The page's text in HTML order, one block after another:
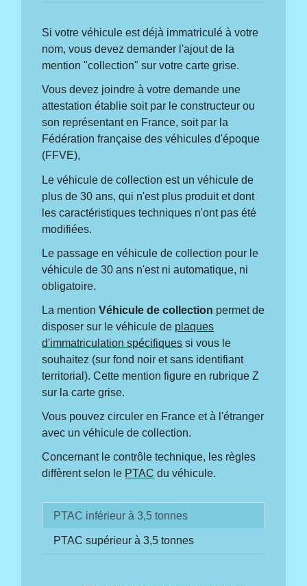
Si votre véhicule est déjà immatriculé à votre
nom, vous devez demander l'ajout de la
mention "collection" sur votre carte grise.
Vous devez joindre à votre demande une
attestation établie soit par le constructeur ou
son représentant en France, soit par la
Fédération française des véhicules d'époque
(FFVE),
Le véhicule de collection est un véhicule de
plus de 30 ans, qui n'est plus produit et dont
les caractéristiques techniques n'ont pas été
modifiées.
Le passage en véhicule de collection pour le
véhicule de 30 ans n'est ni automatique, ni
obligatoire.
La mentionVéhicule de collection permet de
disposer sur le véhicule de plaques
d'immatriculation spécifiques si vous le
souhaitez (sur fond noir et sans identifiant
territorial). Cette mention figure en rubrique Z
sur la carte grise.
Vous pouvez circuler en France et à l'étranger
avec un véhicule de collection.
Concernant le contrôle technique, les règles
diffèrent selon le PTAC du véhicule.
PTAC inférieur à 3,5 tonnes
PTAC supérieur à 3,5 tonnes